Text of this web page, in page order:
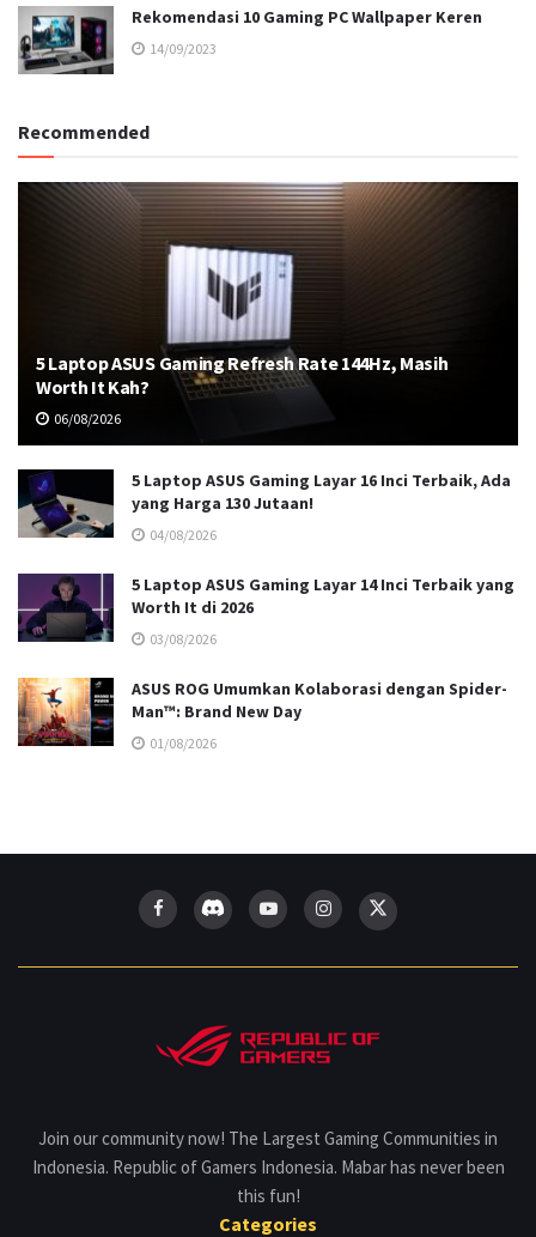
Rekomendasi 10 Gaming PC Wallpaper Keren
14/09/2023
Recommended
5 Laptop ASUS Gaming Refresh Rate 144Hz, Masih
Worth It Kah?
06/08/2026
5 Laptop ASUS Gaming Layar 16 Inci Terbaik, Ada
yang Harga 130 Jutaan!
04/08/2026
5 Laptop ASUS Gaming Layar 14 Inci Terbaik yang
Worth It di 2026
03/08/2026
ASUS ROG Umumkan Kolaborasi dengan Spider-
Man™: Brand New Day
01/08/2026
Join our community now! The Largest Gaming Communities in
Indonesia. Republic of Gamers Indonesia. Mabar has never been
this fun!
Categories